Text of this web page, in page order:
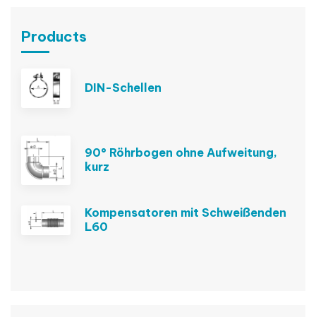
Products
DIN-Schellen
90° Röhrbogen ohne Aufweitung,
kurz
Kompensatoren mit Schweißenden
L60